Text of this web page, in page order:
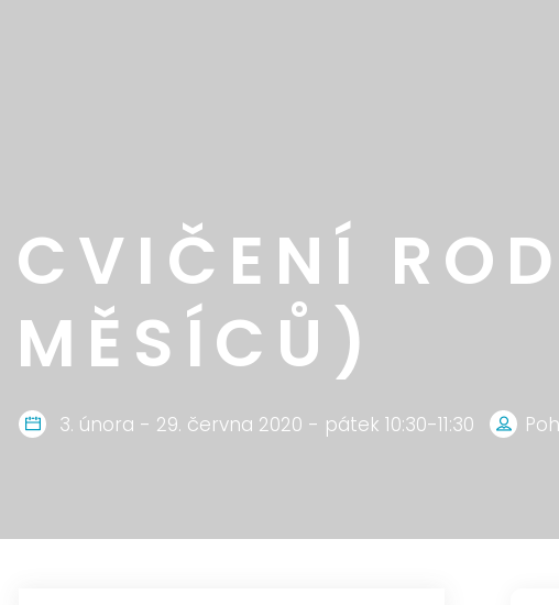
CVIČENÍ
MĚSÍCŮ)
3. února - 29. června 2020 - pátek 10:30-11:30